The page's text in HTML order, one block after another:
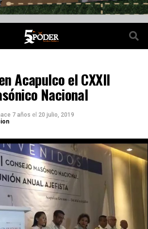
Acapulco el CXXll
Nacional
7 años el 20 julio, 2019